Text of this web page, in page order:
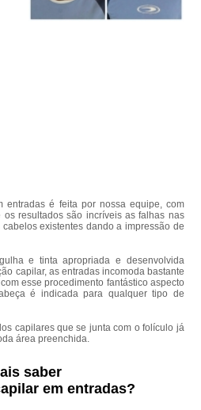
entradas é feita por nossa equipe, com
resultados são incríveis as falhas nas
existentes dando a impressão de
e tinta apropriada e desenvolvida
capilar, as entradas incomoda bastante
esse procedimento fantástico aspecto
é indicada para qualquer tipo de
capilares que se junta com o folículo já
área preenchida.
saber
em entradas?